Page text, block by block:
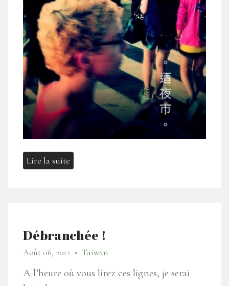
Lire la suite
Débranchée !
Août 06, 2012 ● Taiwan
A l’heure où vous lirez ces lignes, je serai